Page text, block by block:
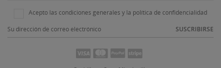
Acepto las condiciones generales y la política de confidencialidad
SUSCRIBIRSE